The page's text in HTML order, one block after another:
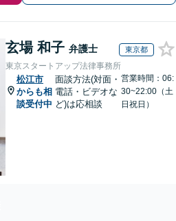
玄場 和子 弁護士 東京都
東京スタートアップ法律事務所
松江市
からも相
談受付中
面談方法(対面・
電話・ビデオな
ど)は応相談
営業時間：06:
30~22:00（土
日祝日）